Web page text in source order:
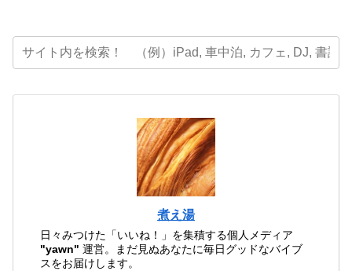
煮え湯
日々みつけた「いいね！」を集積する個人メディア
"yawn" 運営。まだ見ぬあなたに毎日グッドなバイブ
スをお届けします。